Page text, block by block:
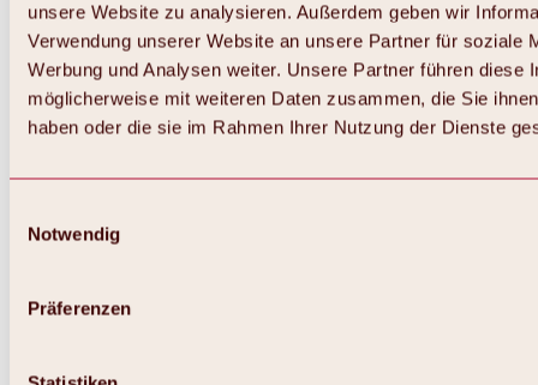
unsere Website zu analysieren. Außerdem geben wir
Verwendung unserer Website an unsere Partner für soziale
Werbung und Analysen weiter. Unsere Partner führen diese
möglicherweise mit weiteren Daten zusammen, die Sie
haben oder die sie im Rahmen Ihrer Nutzung der Dienste
Notwendig
Präferenzen